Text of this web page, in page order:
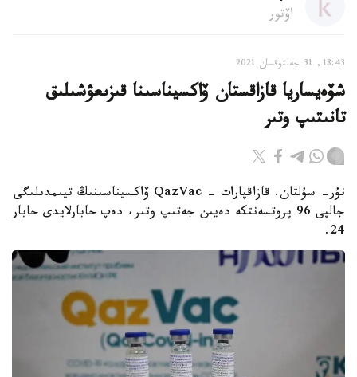
اۆتور
18:43, 31 جەلتوقسان 2021
شۆەيساريا قازاقستان ۆاكسيناسىنا قىزىعۋشىلىق
تانىتىپ وتىر
نۇر- سۇلتان. قازاقپارات - QazVac ۆاكسيناسىنىڭ تيىمدىلىگى
جالپى 96 پروتسەنتكە دەيىن جەتىپ وتىر، دەپ حابارلايدى حابار
24.